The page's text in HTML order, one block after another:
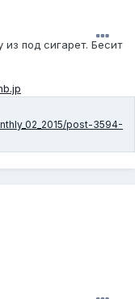
под сигарет. Бесит